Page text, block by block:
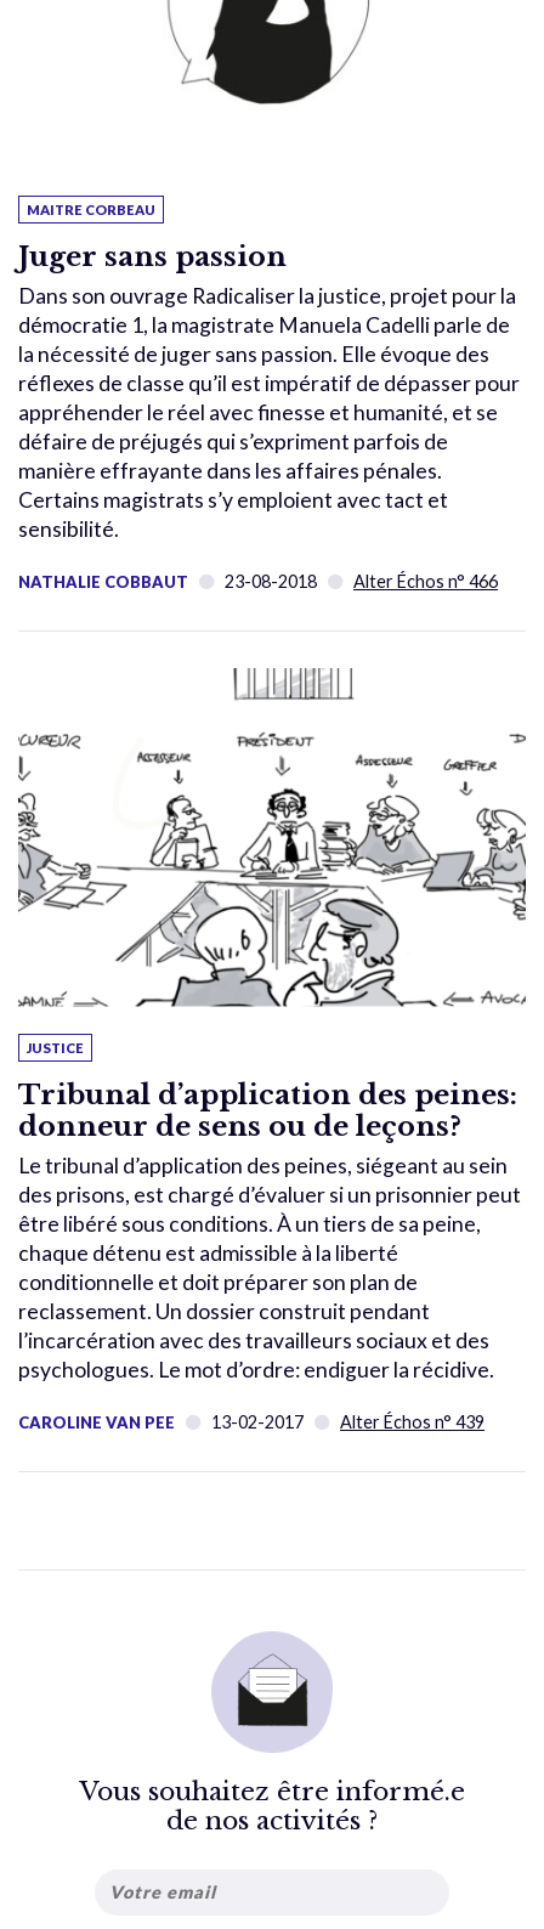
MAITRE CORBEAU
Juger sans passion
Dans son ouvrage Radicaliser la justice, projet pour la
démocratie 1, la magistrate Manuela Cadelli parle de
la nécessité de juger sans passion. Elle évoque des
réflexes de classe qu’il est impératif de dépasser pour
appréhender le réel avec finesse et humanité, et se
défaire de préjugés qui s’expriment parfois de
manière effrayante dans les affaires pénales.
Certains magistrats s’y emploient avec tact et
sensibilité.
NATHALIE COBBAUT 23-08-2018 Alter Échos n° 466
JUSTICE
Tribunal d’application des peines:
donneur de sens ou de leçons?
Le tribunal d’application des peines, siégeant au sein
des prisons, est chargé d’évaluer si un prisonnier peut
être libéré sous conditions. À un tiers de sa peine,
chaque détenu est admissible à la liberté
conditionnelle et doit préparer son plan de
reclassement. Un dossier construit pendant
l’incarcération avec des travailleurs sociaux et des
psychologues. Le mot d’ordre: endiguer la récidive.
CAROLINE VAN PEE 13-02-2017 Alter Échos n° 439
Vous souhaitez être informé.e
de nos activités ?